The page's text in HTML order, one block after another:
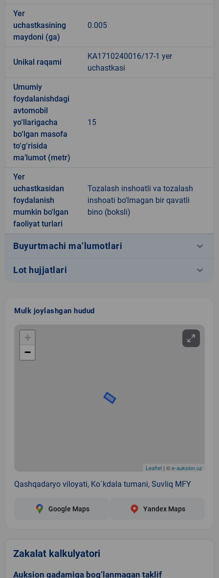
Yer
uchastkasining
maydoni (ga)
0.005
Unikal raqami
KA1710240016/17-1 yer
uchastkasi
Umumiy
foydalanishdagi
avtomobil
yo‘llarigacha
bo‘lgan masofa
to‘g‘risida
ma’lumot (metr)
15
Yer
uchastkasidan
foydalanish
mumkin bo'lgan
faoliyat turlari
Tozalash inshoatli va tozalash
inshoati bo'lmagan bir qavatli
bino (boksli)
Buyurtmachi ma’lumotlari keyboard_arrow_down
Lot hujjatlari keyboard_arrow_down
Mulk joylashgan hudud
+
−
Leaflet | ©e-auksion.uz
Qashqadaryo viloyati, Ko`kdala tumani, Suvliq MFY
Google Maps Yandex Maps
Zakalat kalkulyatori
Auksion qadamiga bog‘lanmagan taklif